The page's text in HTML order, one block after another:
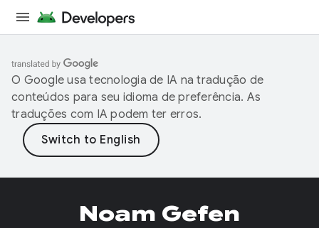
O Google usa tecnologia de IA na tradução de
conteúdos para seu idioma de preferência. As
traduções com IA podem ter erros.
Noam Gefen